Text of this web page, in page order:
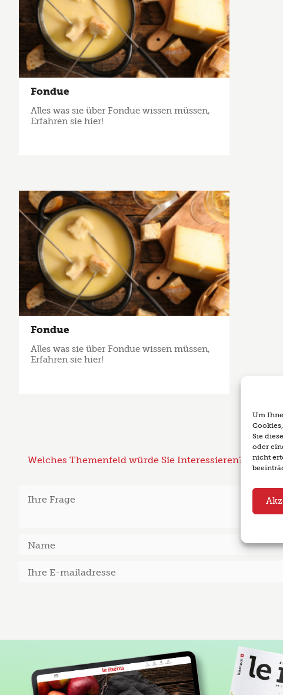
Um
Sie
oder
nicht
Fondue
Alles was sie über Fondue wissen müssen,
Erfahren sie hier!
Fondue
Alles was sie über Fondue wissen müssen,
Erfahren sie hier!
Welches Themenfeld würde Sie Interessieren?